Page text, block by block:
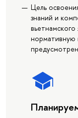
Цель
знаний и
нормативную